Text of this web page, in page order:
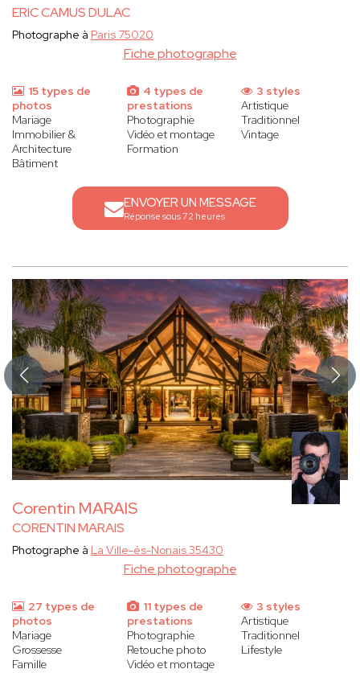
ERIC CAMUS DULAC
Fiche photographe
Photographe à Paris 75020
15 types de
photos
Mariage
Immobilier &
Architecture
Bâtiment
4 types de
prestations
Photographie
Vidéo et montage
Formation
3 styles
Artistique
Traditionnel
Vintage
ENVOYER UN MESSAGE
Réponse sous 72 heures
Corentin MARAIS
CORENTIN MARAIS
Fiche photographe
Photographe à La Ville-és-Nonais 35430
27 types de
photos
Mariage
Grossesse
Famille
11 types de
prestations
Photographie
Retouche photo
Vidéo et montage
3 styles
Artistique
Traditionnel
Lifestyle